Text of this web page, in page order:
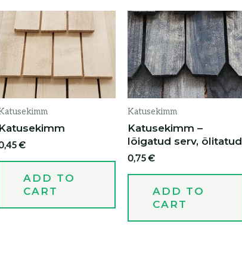
Katusekimm
€
ADD TO
CART
Katusekimm
Katusekimm –
lõigatud serv, õlitatud
0,75€
ADD TO
CART